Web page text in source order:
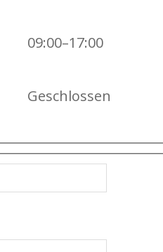
09:00–17:00
Geschlossen